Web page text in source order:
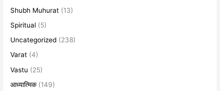
Shubh Muhurat (13)
Spiritual (5)
Uncategorized (238)
Varat (4)
Vastu (25)
आध्यात्मिक(149)